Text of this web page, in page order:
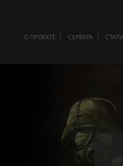
О ПРОЕКТЕ СЕРВЕРА